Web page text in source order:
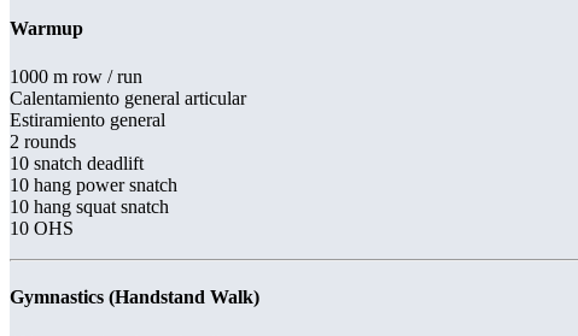
Warmup
1000 m row / run
Calentamiento general articular
Estiramiento general
2 rounds
10 snatch deadlift
10 hang power snatch
10 hang squat snatch
10 OHS
Gymnastics (Handstand Walk)